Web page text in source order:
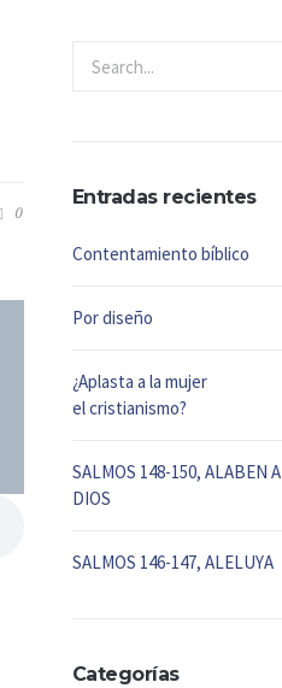
0
Entradas recientes
Contentamiento bíblico
Por diseño
¿Aplasta a la mujer
el cristianismo?
SALMOS 148-150, ALABEN A
DIOS
SALMOS 146-147, ALELUYA
Categorías